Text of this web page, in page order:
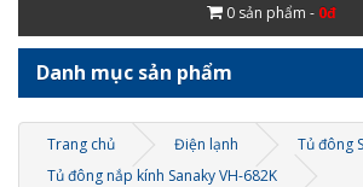
0 sản phẩm - 0đ
Danh mục sản phẩm
Trang chủ Điện lạnh
Tủ đông
Tủ đông nắp kính Sanaky VH-682K